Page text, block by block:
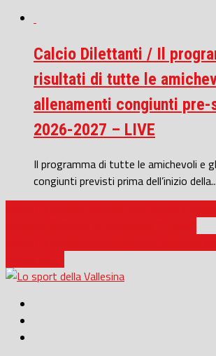
Calcio Dilettanti / Il
risultati di tutte le
allenamenti congiunti pre-
2026-2027 – LIVE
Il programma di tutte le amichevoli e
congiunti previsti prima dell’inizio della...